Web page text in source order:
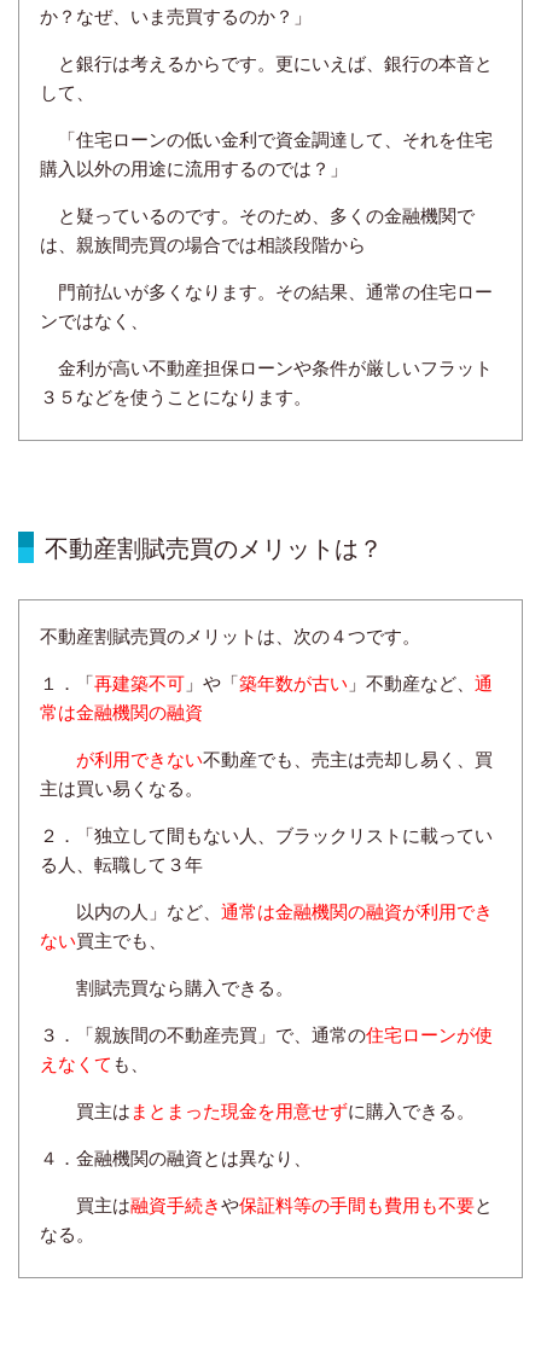
か？なぜ、いま売買するのか？」
と銀行は考えるからです。更にいえば、銀行の本音と
して、
「住宅ローンの低い金利で資金調達して、それを住宅
購入以外の用途に流用するのでは？」
と疑っているのです。 そのため、多くの金融機関で
は、親族間売買の場合では相談段階から
門前払いが多く なります。 その結果、通常の住宅ロー
ンではなく、
金利が高い不動産担保ローンや条件が厳しいフラット
３５ などを使うことになります。
不動産割賦売買のメリットは？
不動産割賦売買のメリットは、次の４つです。
１．「再建築不可」や「築年数が古い 」不動産など、 通
常は金融機関の融資
が利用できない不動産でも、 売主は売却し易く
、買
主は買い易く なる。
２．「独立して間もない人、ブラックリストに載ってい
る人、 転職して３年
以内の人」など、 通常は金融機関の融資が利用でき
ない買主でも、
割賦売買なら購入できる。
３．「親族間の不動産売買」で、通常の住宅ローンが使
えなくて も、
買主は まとまった現金を用意せずに購入できる。
４．金融機関の融資とは異なり、
買主は融資手続きや保証料等の手間も費用も不要と
なる。